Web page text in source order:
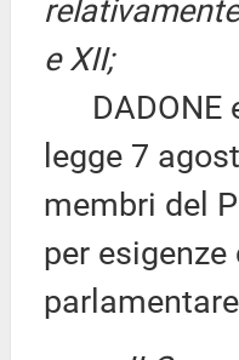
e XII;
DADONE
legge 7
membri del
per